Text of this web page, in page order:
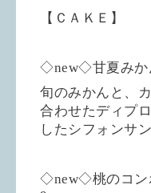
【ＣＡＫＥ】
◇new◇甘夏みか
旬のみかんと、
合わせたディプ
したシフォンサ
◇new◇桃のコ